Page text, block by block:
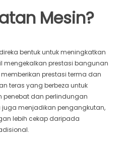
Mesin?
direka bentuk untuk meningkatkan
mengekalkan prestasi bangunan
prestasi terma dan
teras yang berbeza untuk
penebat dan perlindungan
juga menjadikan pengangkutan,
lebih cekap daripada